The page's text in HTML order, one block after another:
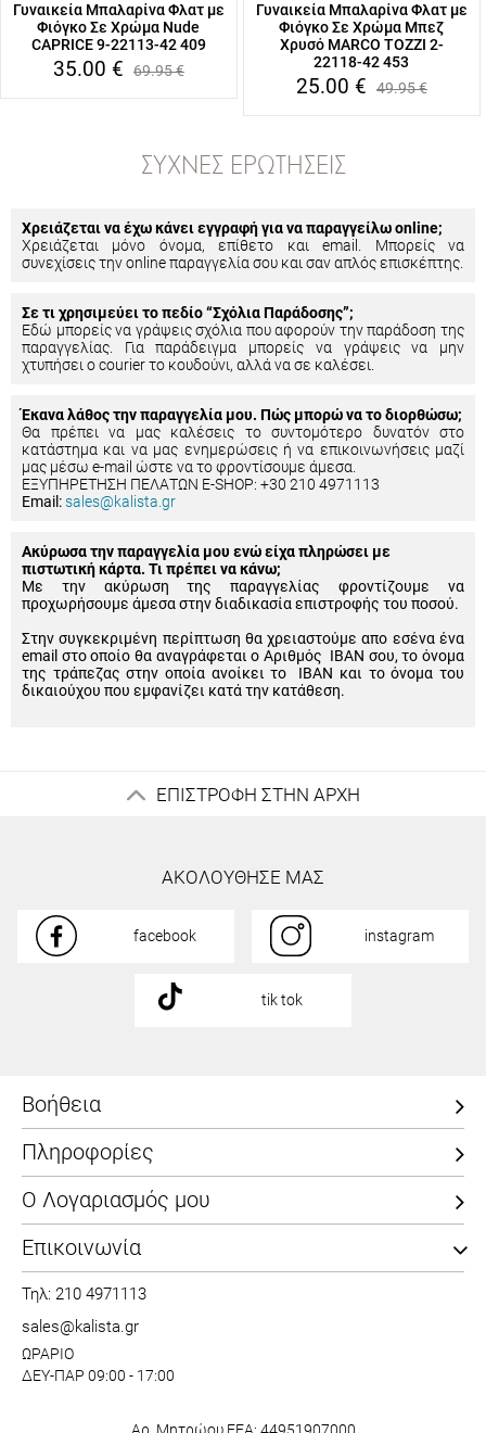
Γυναικεία Μπαλαρίνα Φλατ με
Φιόγκο Σε Χρώμα Nude
CAPRICE 9-22113-42 409
35.00 € 69.95€
Γυναικεία Μπαλαρίνα Φλατ με
Φιόγκο Σε Χρώμα Μπεζ
Χρυσό MARCO TOZZI 2-
22118-42 453
25.00 € 49.95€
ΣΥΧΝΈΣ ΕΡΩΤΉΣΕΙΣ
Χρειάζεται να έχω κάνει εγγραφή για να παραγγείλω online;
Χρειάζεται μόνο όνομα, επίθετο και email. Μπορείς να
συνεχίσεις την online παραγγελία σου και σαν απλός επισκέπτης.
Σε τι χρησιμεύει το πεδίο “Σχόλια Παράδοσης”;
Εδώ μπορείς να γράψεις σχόλια που αφορούν την παράδοση της
παραγγελίας. Για παράδειγμα μπορείς να γράψεις να μην
χτυπήσει ο courier το κουδούνι, αλλά να σε καλέσει.
Έκανα λάθος την παραγγελία μου. Πώς μπορώ να το διορθώσω;
Θα πρέπει να μας καλέσεις το συντομότερο δυνατόν στο
κατάστημα και να μας ενημερώσεις ή να επικοινωνήσεις μαζί
μας μέσω e-mail ώστε να το φροντίσουμε άμεσα.
ΕΞΥΠΗΡΕΤΗΣΗ ΠΕΛΑΤΩΝ E-SHOP: +30 210 4971113
Email:sales@kalista.gr
Ακύρωσα την παραγγελία μου ενώ είχα πληρώσει με
πιστωτική κάρτα. Τι πρέπει να κάνω;
Με την ακύρωση της παραγγελίας φροντίζουμε να
προχωρήσουμε άμεσα στην διαδικασία επιστροφής του ποσού.
Στην συγκεκριμένη περίπτωση θα χρειαστούμε απο εσένα ένα
email στο οποίο θα αναγράφεται ο Αριθμός IBAN σου, το όνομα
της τράπεζας στην οποία ανοίκει το IBAN και το όνομα του
δικαιούχου που εμφανίζει κατά την κατάθεση.
ΕΠΙΣΤΡΟΦΗ ΣΤΗΝ ΑΡΧΗ
ΑΚΟΛΟΥΘΗΣΕ ΜΑΣ
facebook instagram
tik tok
Βοήθεια
Πληροφορίες
Ο Λογαριασμός μου
Επικοινωνία
Τηλ: 210 4971113
sales@kalista.gr
ΩΡΑΡΙΟ
ΔΕΥ-ΠΑΡ 09:00 - 17:00